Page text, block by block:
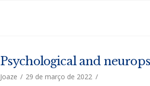
Psychological and
Joaze 29 de março de 2022